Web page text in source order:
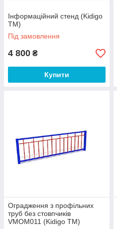
Інформаційний стенд (Kidigo
ТМ)
Під замовлення
4 800 ₴
Купити
Оградження з профільних
труб без стовпчиків
VMOM011 (Kidigo ТМ)